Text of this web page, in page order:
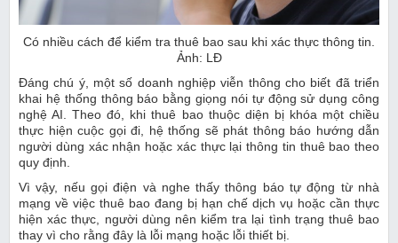
Có nhiều cách để kiểm tra thuê bao sau khi xác thực thông tin.
Ảnh: LĐ
Đáng chú ý, một số doanh nghiệp viễn thông cho biết đã triển
khai hệ thống thông báo bằng giọng nói tự động sử dụng công
nghệ AI. Theo đó, khi thuê bao thuộc diện bị khóa một chiều
thực hiện cuộc gọi đi, hệ thống sẽ phát thông báo hướng dẫn
người dùng xác nhận hoặc xác thực lại thông tin thuê bao theo
quy định.
Vì vậy, nếu gọi điện và nghe thấy thông báo tự động từ nhà
mạng về việc thuê bao đang bị hạn chế dịch vụ hoặc cần thực
hiện xác thực, người dùng nên kiểm tra lại tình trạng thuê bao
thay vì cho rằng đây là lỗi mạng hoặc lỗi thiết bị.